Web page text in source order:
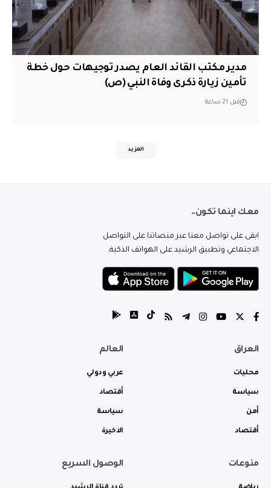
مدير مكتب القائد العام يصدر توجيهات حول خطة
تأمين زيارة ذكرى وفاة النبي (ص)
قبل 21 ساعة
المزيد
معك اينما تكون..
ابقى على تواصل معنا عبر منصاتنا على التواصل
الاجتماعي وتطبيق الرشيد على الهواتف الذكية.
العراق
محليات
سياسة
أمن
أقتصاد
العالم
عربي ودولي
أقتصاد
سياسة
الاخيرة
منوعات الوصول السريع